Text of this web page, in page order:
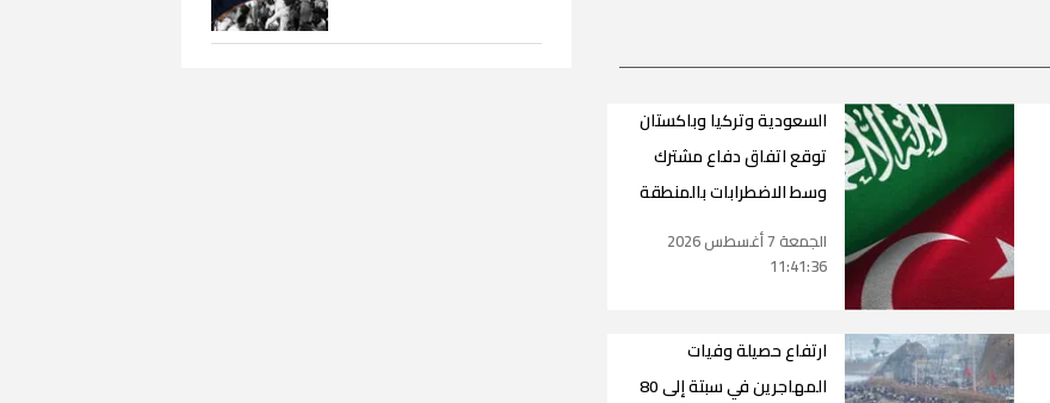
السعودية وتركيا وباكستان
توقع اتفاق دفاع مشترك
وسط الاضطرابات بالمنطقة
الجمعة 7 أغسطس 2026
11:41:36
ارتفاع حصيلة وفيات
المهاجرين في سبتة إلى 80